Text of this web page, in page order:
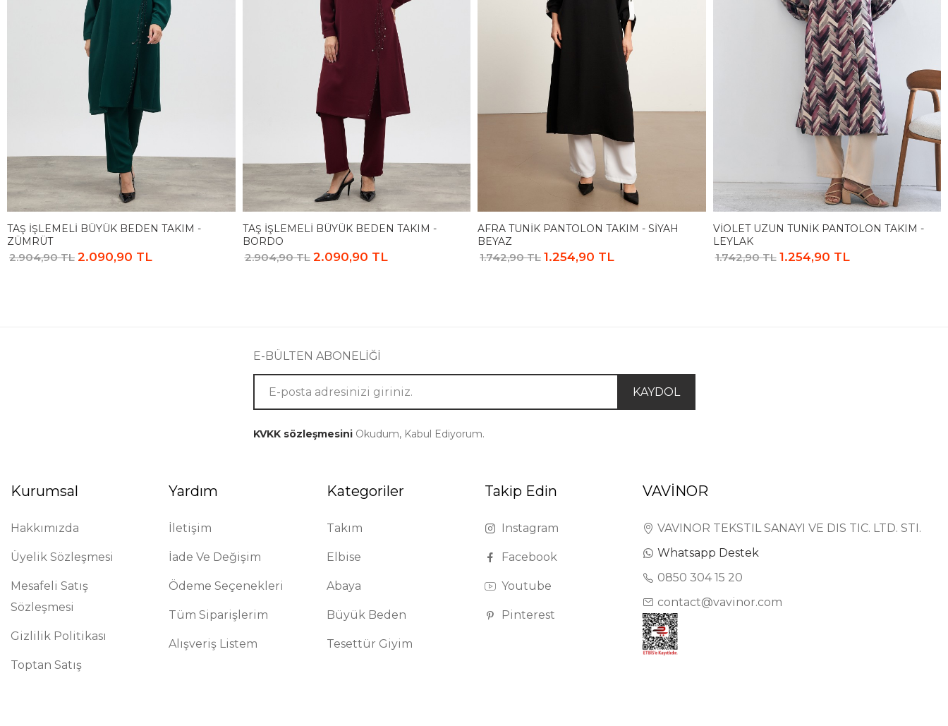
TAŞ İŞLEMELI BÜYÜK BEDEN TAKIM -
ZÜMRÜT
2.904,90 TL 2.090,90 TL
TAŞ İŞLEMELI BÜYÜK BEDEN TAKIM -
BORDO
2.904,90 TL 2.090,90 TL
AFRA TUNIK PANTOLON TAKIM - SIYAH
BEYAZ
1.742,90 TL 1.254,90 TL
VIOLET UZUN TUNIK PANTOLON TAKIM -
LEYLAK
1.742,90 TL 1.254,90 TL
E-BÜLTEN ABONELİĞİ
KAYDOL
KVKK sözleşmesiniOkudum, Kabul Ediyorum.
Kurumsal
Hakkımızda
Üyelik Sözleşmesi
Mesafeli Satış
Sözleşmesi
Gizlilik Politikası
Toptan Satış
Yardım
İletişim
İade Ve Değişim
Ödeme Seçenekleri
Tüm Siparişlerim
Alışveriş Listem
Kategoriler
Takım
Elbise
Abaya
Büyük Beden
Tesettür Giyim
Takip Edin
Instagram
Facebook
Youtube
Pinterest
VAVİNOR
VAVINOR TEKSTIL SANAYI VE DIS TIC. LTD. STI.
Whatsapp Destek
0850 304 15 20
contact@vavinor.com